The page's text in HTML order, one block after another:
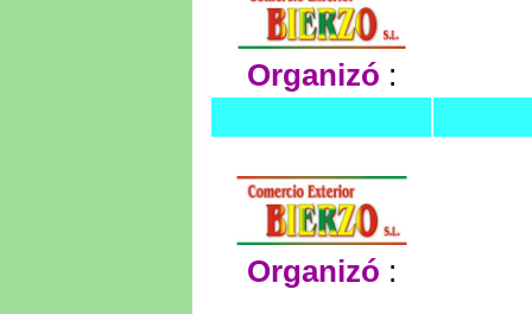
Organizó :
Organizó :